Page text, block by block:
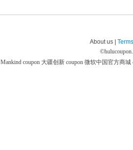
About us |
©
Mankind coupon 大疆创新 coupon 微软中国官方商城